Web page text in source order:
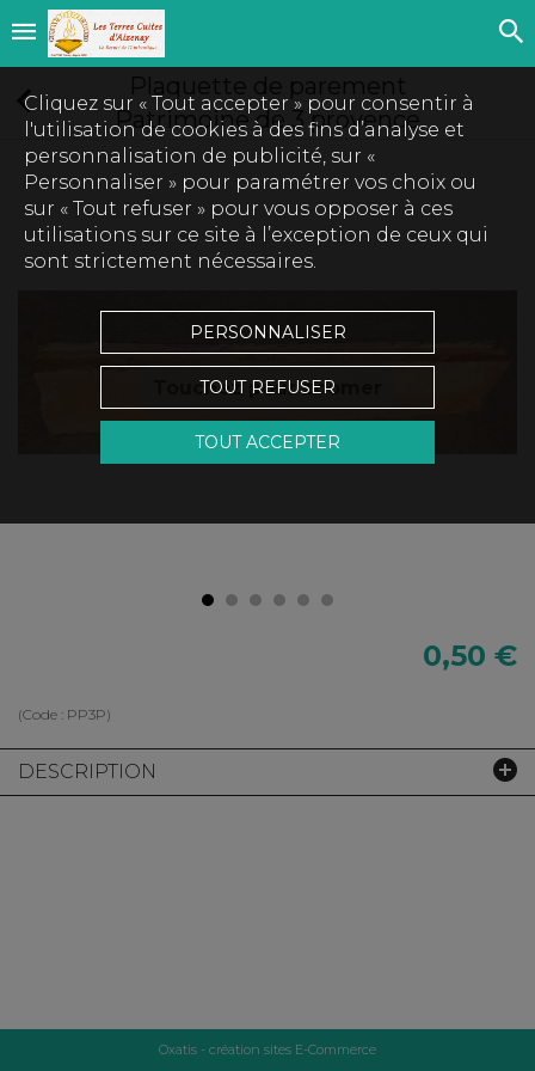
Patrimoine de 3 provence
Touchez pour zoomer
0,50 €
(Code : PP3P)
DESCRIPTION
Cliquez sur « Tout accepter » pour consentir à
l'utilisation de cookies à des fins d’analyse et
personnalisation de publicité, sur «
Personnaliser » pour paramétrer vos choix ou
sur « Tout refuser » pour vous opposer à ces
utilisations sur ce site à l’exception de ceux qui
sont strictement nécessaires.
PERSONNALISER
TOUT REFUSER
TOUT ACCEPTER
Oxatis - création sites E-Commerce